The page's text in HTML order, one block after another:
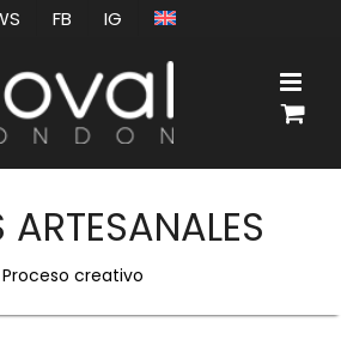
FB IG
Proceso creativo